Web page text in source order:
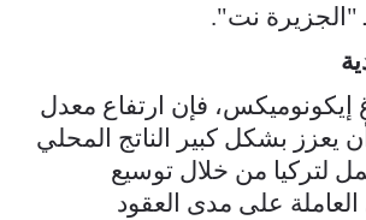
"الجزيرة نت".
إيكونوميكس، فإن ارتفاع معدل
يعزز بشكل كبير الناتج المحلي
لتركيا من خلال توسيع
على مدى العقود